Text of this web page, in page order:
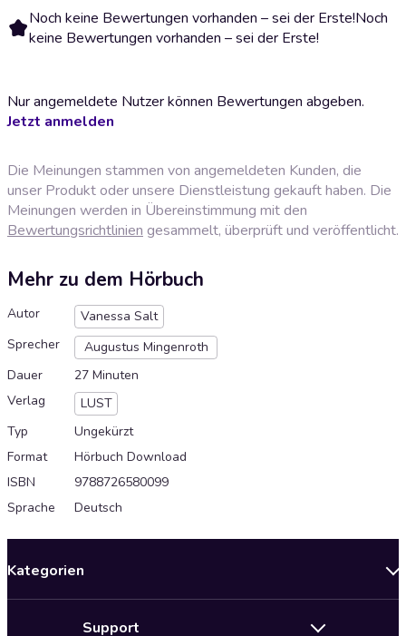
Noch keine Bewertungen vorhanden – sei der Erste!Noch
keine Bewertungen vorhanden – sei der Erste!
Nur angemeldete Nutzer können Bewertungen abgeben.
Jetzt anmelden
Die Meinungen stammen von angemeldeten Kunden, die
unser Produkt oder unsere Dienstleistung gekauft haben. Die
Meinungen werden in Übereinstimmung mit den
Bewertungsrichtlinien gesammelt, überprüft und veröffentlicht.
Mehr zu dem Hörbuch
Autor
Vanessa Salt
Sprecher
Augustus Mingenroth
Dauer
27 Minuten
Verlag
LUST
Typ
Ungekürzt
Format
Hörbuch Download
ISBN
9788726580099
Sprache
Deutsch
Kategorien
Support